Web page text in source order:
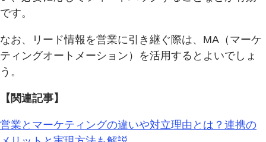
です。
なお、リード情報を営業に引き継ぐ際は、MA（マーケ
ティングオートメーション）を活用するとよいでしょ
う。
【関連記事】
営業とマーケティングの違いや対立理由とは？連携の